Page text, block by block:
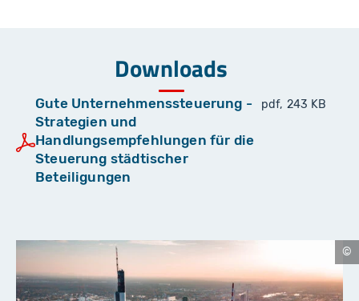
Downloads
Gute Unternehmenssteuerung -
Strategien und
Handlungsempfehlungen für die
Steuerung städtischer
Beteiligungen
pdf, 243 KB
J
a
n
-